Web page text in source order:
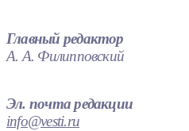
Главный редактор
А. А. Филипповский
Эл. почта редакции
info@vesti.ru